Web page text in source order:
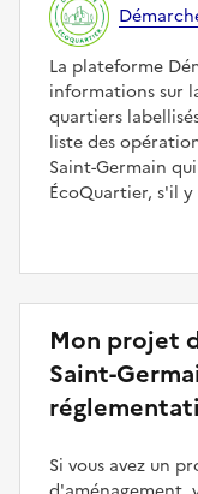
La plateforme
informations sur
quartiers
liste des
Saint-Germain
ÉcoQuartier, s'il y
Mon projet
Saint-
Si vous avez un